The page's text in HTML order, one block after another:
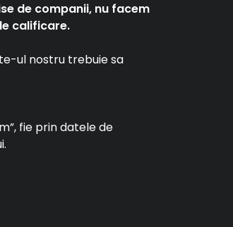
de companii, nu facem
calificare.
ul nostru trebuie sa
fie prin datele de